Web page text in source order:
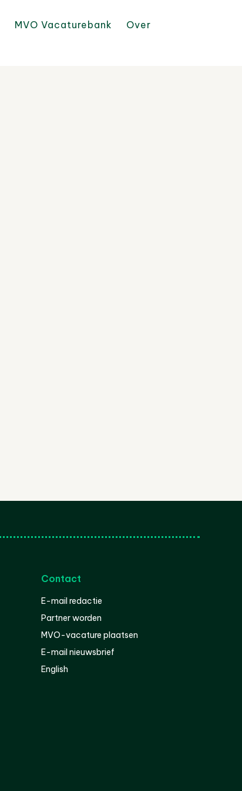
MVO Vacaturebank
Over
Contact
E-mail redactie
Partner worden
MVO-vacature plaatsen
E-mail nieuwsbrief
English